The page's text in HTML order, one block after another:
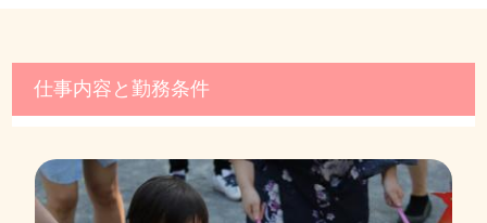
仕事内容と勤務条件